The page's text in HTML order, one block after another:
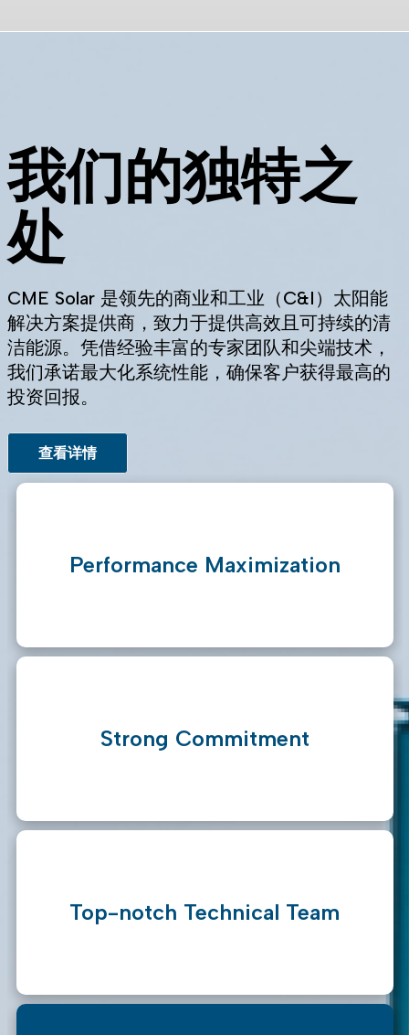
我们的独特之
处
CME Solar 是领先的商业和工业（C&I）太阳能
解决方案提供商，致力于提供高效且可持续的清
洁能源。凭借经验丰富的专家团队和尖端技术，
我们承诺最大化系统性能，确保客户获得最高的
投资回报。
查看详情
Performance Maximization
Strong Commitment
Top-notch Technical Team